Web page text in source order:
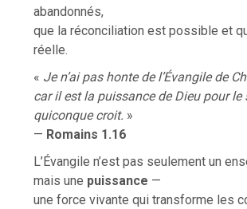
abandonnés,
que la réconciliation est possible et
réelle.
« Je n’ai pas honte de l’Évangile de
car il est la puissance de Dieu pour le
quiconque croit. »
— Romains 1.16
L’Évangile n’est pas seulement un
mais une puissance —
une force vivante qui transforme les